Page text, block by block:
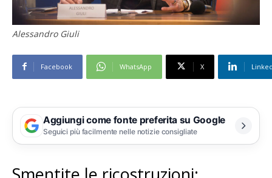
Alessandro Giuli
Facebook WhatsApp X
Aggiungi come fonte preferita su Google
Seguici più facilmente nelle notizie consigliate